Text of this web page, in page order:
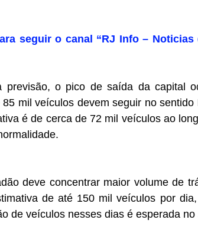
seguir o canal “RJ Info –
previsão, o pico de saída da capital
mil veículos devem seguir no
é de cerca de 72 mil veículos ao
deve concentrar maior volume de
de até 150 mil veículos por
de veículos nesses dias é esperada